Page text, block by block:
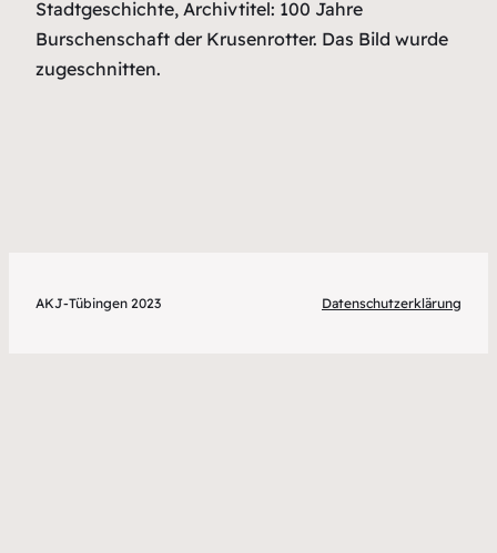
Stadtgeschichte, Archivtitel: 100 Jahre
Burschenschaft der Krusenrotter. Das Bild wurde
zugeschnitten.
AKJ-Tübingen 2023 Datenschutzerklärung